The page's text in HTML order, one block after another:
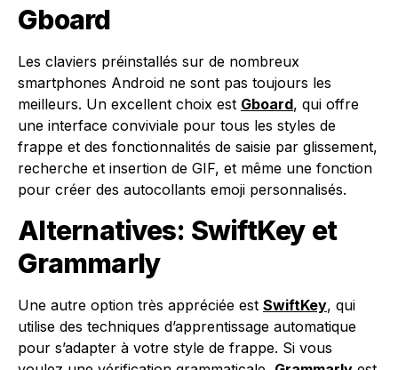
Gboard
Les claviers préinstallés sur de nombreux
smartphones Android ne sont pas toujours les
meilleurs. Un excellent choix est Gboard, qui offre
une interface conviviale pour tous les styles de
frappe et des fonctionnalités de saisie par glissement,
recherche et insertion de GIF, et même une fonction
pour créer des autocollants emoji personnalisés.
Alternatives: SwiftKey et
Grammarly
Une autre option très appréciée est SwiftKey, qui
utilise des techniques d’apprentissage automatique
pour s’adapter à votre style de frappe. Si vous